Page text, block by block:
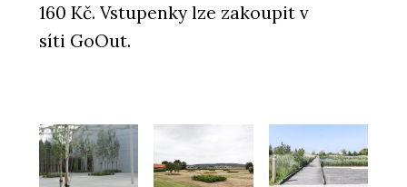
160 Kč. Vstupenky lze zakoupit v
síti GoOut.